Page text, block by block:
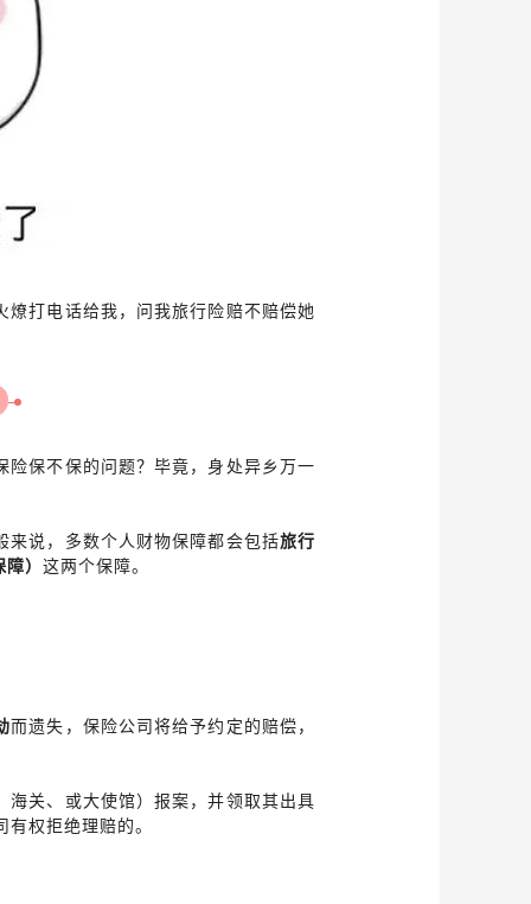
打电话给我，问我旅行险赔不赔偿她
保不保的问题？毕竟，身处异乡万一
来说，多数个人财物保障都会包括旅行
） 这两个保障。
而遗失，保险公司将给予约定的赔偿，
关、或大使馆）报案，并领取其出具
权拒绝理赔的。